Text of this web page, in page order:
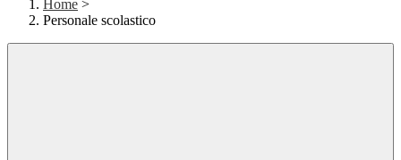
Home >
Personale scolastico